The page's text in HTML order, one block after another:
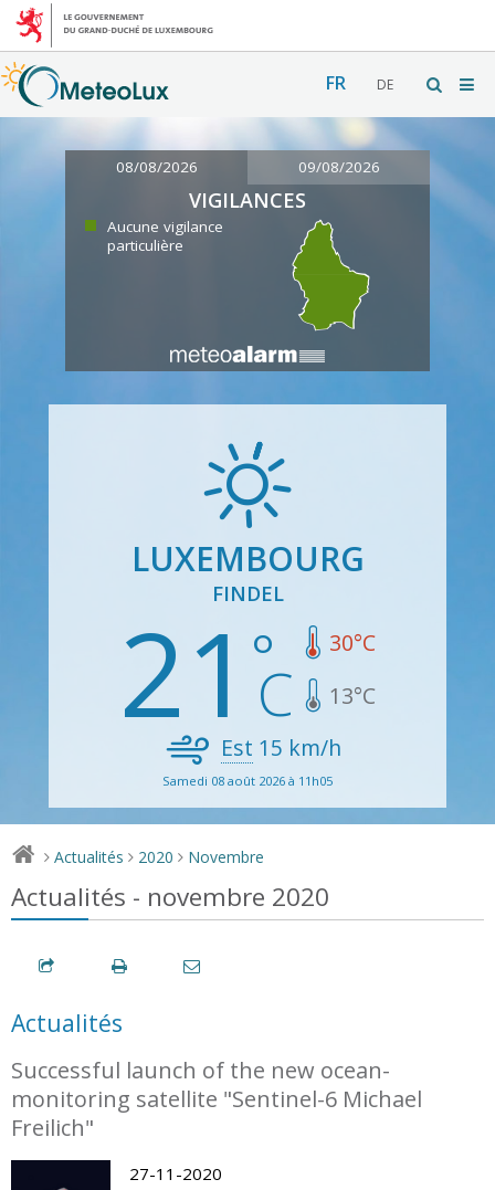
FR DE
08/08/2026 09/08/2026
VIGILANCES
Aucune vigilance
particulière
LUXEMBOURG
FINDEL
21 30°C
13°C
Est 15 km/h
Samedi 08 août 2026 à 11h05
> Actualités > 2020 > Novembre
Actualités - novembre 2020
Actualités
Successful launch of the new ocean-
monitoring satellite "Sentinel-6 Michael
Freilich"
27-11-2020